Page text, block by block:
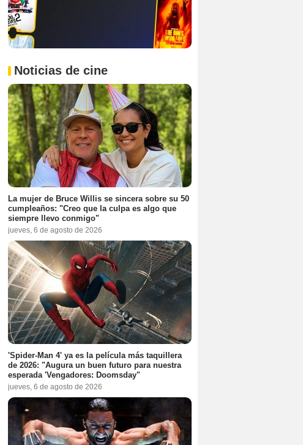
Noticias de cine
La mujer de Bruce Willis se sincera sobre su 50
cumpleaños: "Creo que la culpa es algo que
siempre llevo conmigo"
jueves, 6 de agosto de 2026
'Spider-Man 4' ya es la película más taquillera
de 2026: "Augura un buen futuro para nuestra
esperada 'Vengadores: Doomsday"
jueves, 6 de agosto de 2026